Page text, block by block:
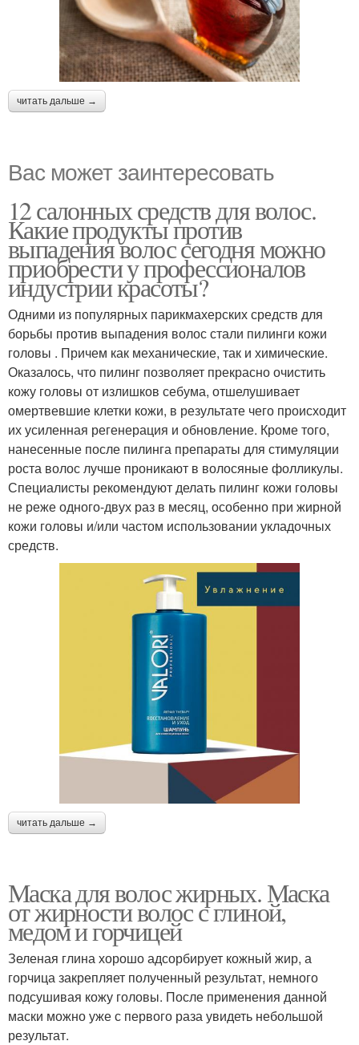
читать дальше →
Вас может заинтересовать
12 салонных средств для волос.
Какие продукты против
выпадения волос сегодня можно
приобрести у профессионалов
индустрии красоты?
Одними из популярных парикмахерских средств для
борьбы против выпадения волос стали пилинги кожи
головы . Причем как механические, так и химические.
Оказалось, что пилинг позволяет прекрасно очистить
кожу головы от излишков себума, отшелушивает
омертвевшие клетки кожи, в результате чего происходит
их усиленная регенерация и обновление. Кроме того,
нанесенные после пилинга препараты для стимуляции
роста волос лучше проникают в волосяные фолликулы.
Специалисты рекомендуют делать пилинг кожи головы
не реже одного-двух раз в месяц, особенно при жирной
кожи головы и/или частом использовании укладочных
средств.
читать дальше →
Маска для волос жирных. Маска
от жирности волос с глиной,
медом и горчицей
Зеленая глина хорошо адсорбирует кожный жир, а
горчица закрепляет полученный результат, немного
подсушивая кожу головы. После применения данной
маски можно уже с первого раза увидеть небольшой
результат.